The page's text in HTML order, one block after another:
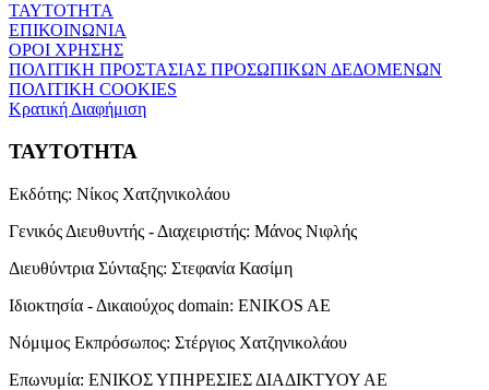
ΤΑΥΤΟΤΗΤΑ
ΕΠΙΚΟΙΝΩΝΙΑ
ΟΡΟΙ ΧΡΗΣΗΣ
ΠΟΛΙΤΙΚΗ ΠΡΟΣΤΑΣΙΑΣ ΠΡΟΣΩΠΙΚΩΝ ΔΕΔΟΜΕΝΩΝ
ΠΟΛΙΤΙΚΗ COOKIES
Κρατική Διαφήμιση
ΤΑΥΤΟΤΗΤΑ
Εκδότης: Νίκος Χατζηνικολάου
Γενικός Διευθυντής - Διαχειριστής: Μάνος Νιφλής
Διευθύντρια Σύνταξης: Στεφανία Κασίμη
Ιδιοκτησία - Δικαιούχος domain: ENIKOS AE
Νόμιμος Εκπρόσωπος: Στέργιος Χατζηνικολάου
Επωνυμία: ΕΝΙΚΟΣ ΥΠΗΡΕΣΙΕΣ ΔΙΑΔΙΚΤΥΟΥ ΑΕ